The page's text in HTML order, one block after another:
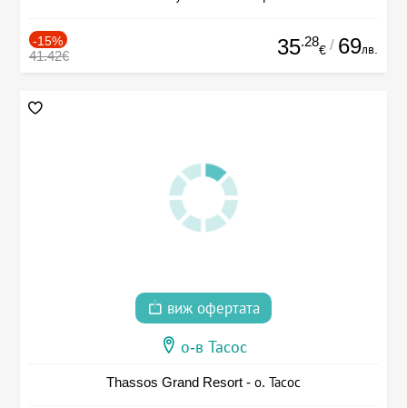
-15%
41.42€ 35.28
€ / 69лв.
виж офертата
о-в Тасос
Thassos Grand Resort - о. Тасос